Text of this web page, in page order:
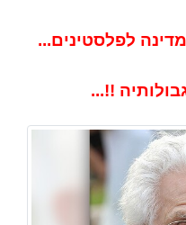
לפלסטינים...
!!...